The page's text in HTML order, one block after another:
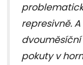
represivně.
pokuty v